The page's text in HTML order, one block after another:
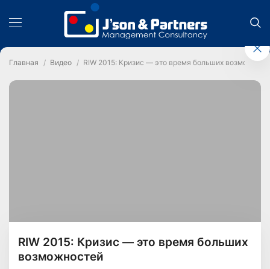
Главная Видео RIW 2015: Кризис — это время больших
RIW 2015: Кризис — это время больших
возможностей